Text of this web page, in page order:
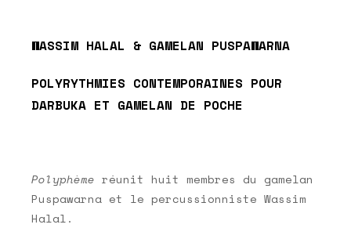
WASSIM HALAL & GAMELAN PUSPAWARNA
POLYRYTHMIES CONTEMPORAINES POUR
DARBUKA ET GAMELAN DE POCHE
Polyphème réunit huit membres du gamelan
Puspawarna et le percussionniste Wassim
Halal.